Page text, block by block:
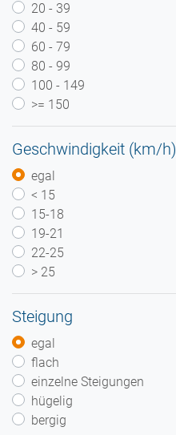
20 - 39
40 - 59
60 - 79
80 - 99
100 - 149
>= 150
Geschwindigkeit (km/h)
egal
< 15
15-18
19-21
22-25
> 25
Steigung
egal
flach
einzelne Steigungen
hügelig
bergig